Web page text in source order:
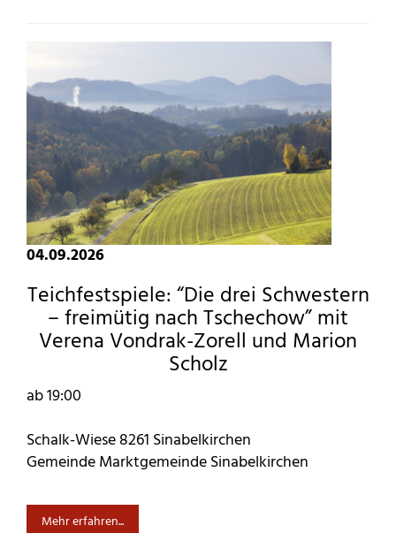
04.09.2026
Teichfestspiele: “Die drei Schwestern
– freimütig nach Tschechow” mit
Verena Vondrak-Zorell und Marion
Scholz
ab 19:00
Schalk-Wiese 8261 Sinabelkirchen
Gemeinde Marktgemeinde Sinabelkirchen
Mehr erfahren...